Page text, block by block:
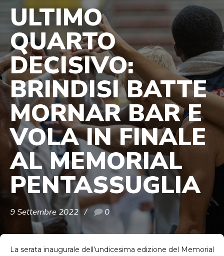
ULTIMO
QUARTO
DECISIVO:
BRINDISI BATTE
MORNAR BAR E
VOLA IN FINALE
AL MEMORIAL
PENTASSUGLIA
9 Settembre 2022 0
La serata inaugurale dell’undicesima edizione del Memorial